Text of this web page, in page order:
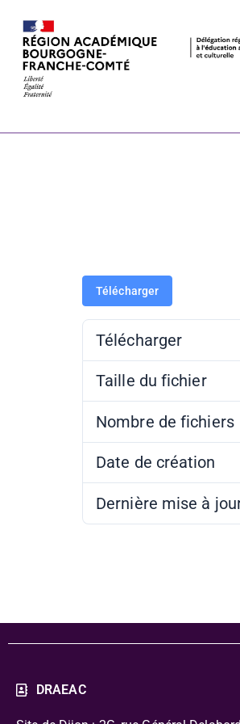
Télécharger
Télécharger
Taille du fichier
Nombre de fichiers
Date de création
Dernière mise à
DRAEAC